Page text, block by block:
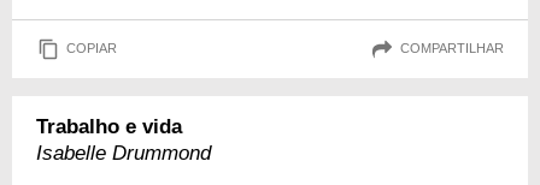
COPIAR COMPARTILHAR
Trabalho e vida
Isabelle Drummond